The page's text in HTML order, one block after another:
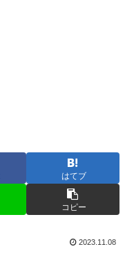
はてブ
コピー
2023.11.08